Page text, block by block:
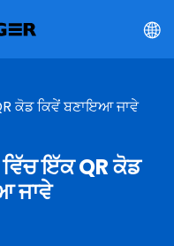
ਕੋਡ ਕਿਵੇਂ ਬਣਾਇਆ ਜਾਵੇ
ਇੱਕ QR ਕੋਡ
ਜਾਵੇ